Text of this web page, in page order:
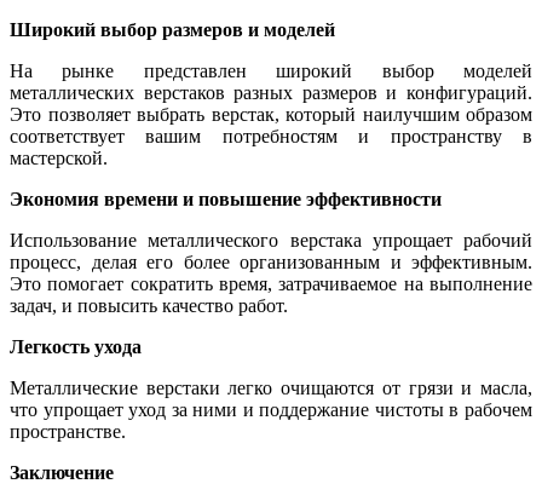
Широкий выбор размеров и моделей
На рынке представлен широкий выбор моделей
металлических верстаков разных размеров и конфигураций.
Это позволяет выбрать верстак, который наилучшим образом
соответствует вашим потребностям и пространству в
мастерской.
Экономия времени и повышение эффективности
Использование металлического верстака упрощает рабочий
процесс, делая его более организованным и эффективным.
Это помогает сократить время, затрачиваемое на выполнение
задач, и повысить качество работ.
Легкость ухода
Металлические верстаки легко очищаются от грязи и масла,
что упрощает уход за ними и поддержание чистоты в рабочем
пространстве.
Заключение